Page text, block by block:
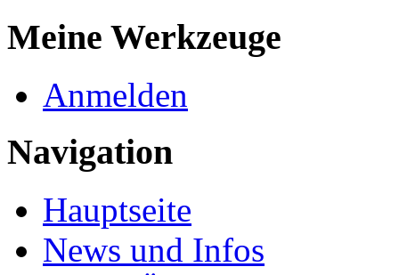
Meine Werkzeuge
Anmelden
Navigation
Hauptseite
News und Infos